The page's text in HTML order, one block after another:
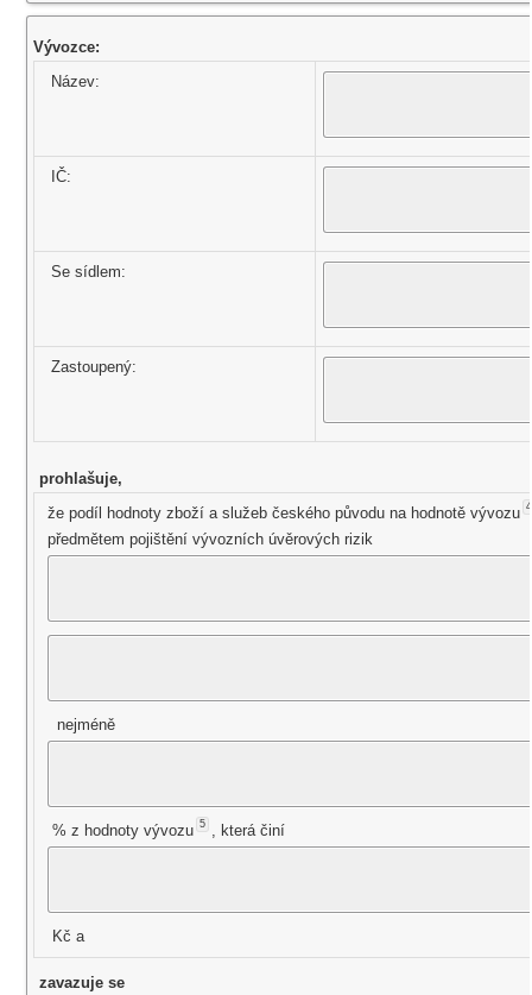
Vývozce:
Název:
IČ:
Se sídlem:
Zastoupený:
prohlašuje,
že podíl hodnoty zboží a služeb českého původu na hodnotě vývozu 4
předmětem pojištění vývozních úvěrových rizik
nejméně
% z hodnoty vývozu 5 , která činí
Kč a
zavazuje se